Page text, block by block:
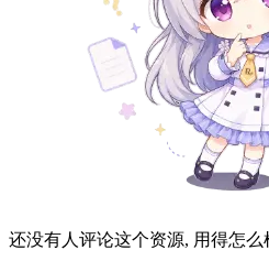
还没有人评论这个资源, 用得怎么